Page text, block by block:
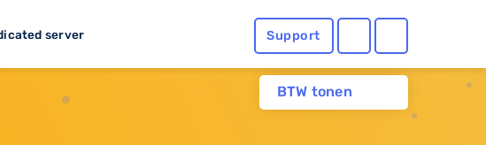
server Support
BTW tonen